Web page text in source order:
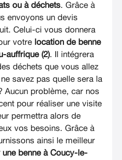
ou à déchets. Grâce à
envoyons un devis
Celui-ci vous donnera
votre location de benne
auffrique (2). Il intégrera
déchets que vous allez
savez pas quelle sera la
Aucun problème, car nos
pour réaliser une visite
permettra alors de
vos besoins. Grâce à
ainsi le meilleur
une benne à Coucy-le-